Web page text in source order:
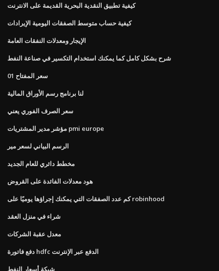
كيفية تطبيق النقدية البحرية القديمة على الانترنت
كيفية حساب متوسط ​​الصفقات اليومية الإيرادات
الإيجار ومعدلات النفقات العامة
شرح بشكل كامل كما يمكنك استخدام التكسير في صناعة النفط
سعر المفتاح 01
لنا برنامج رسم الأوراق المالية
سعر الصرف الفوري يعني
مؤشر مدير المشتريات pmi europe
الرسم البياني لسعر مير
مخطط دائري للعام الجديد
هود معدلات الفائدة على القروض
كم عدد الصفقات التي يمكنك إجراؤها يوميًا على robinhood
شراء في منزل العقد
معدل عقبة الشركات
دفع فاتورة hdfc الدفع عبر الإنترنت
شبكة أسعار النفط